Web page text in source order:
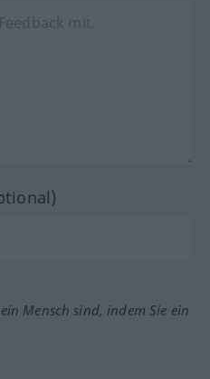
Mensch sind, indem Sie ein